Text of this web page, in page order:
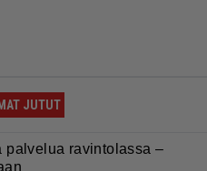
JUTUT
palvelua ravintolassa –